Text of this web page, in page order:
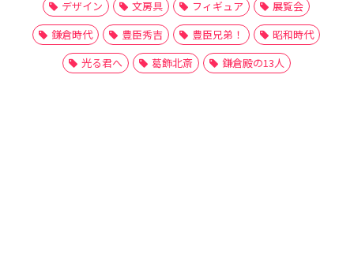
デザイン
文房具 フィギュア
展覧会
鎌倉時代
豊臣秀吉 豊臣兄弟！
昭和時代
光る君へ
葛飾北斎 鎌倉殿の13人